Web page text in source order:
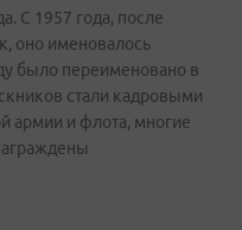
С 1957 года, после
оно именовалось
было переименовано в
стали кадровыми
армии и флота, многие